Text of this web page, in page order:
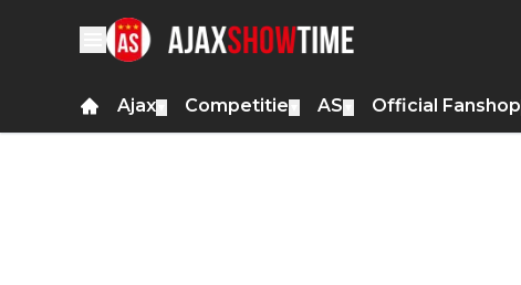
Ajax Competitie AS Official Fanshop